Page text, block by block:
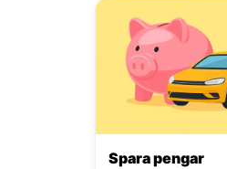
Spara pengar